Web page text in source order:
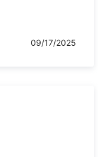
09/17/2025